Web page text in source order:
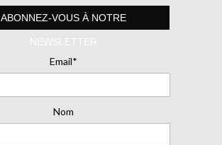
ABONNEZ-VOUS À NOTRE
NEWSLETTER
Email*
Nom